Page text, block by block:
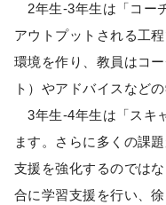
2年生-3年生は「コー
アウトプットされる工
環境を作り、教員はコ
ト）やアドバイスなど
3年生-4年生は「スキ
ます。さらに多くの課
支援を強化するのでは
合に学習支援を行い、